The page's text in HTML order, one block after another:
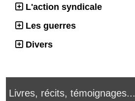
L'action syndicale
Les guerres
Divers
Livres, récits, témoignages...